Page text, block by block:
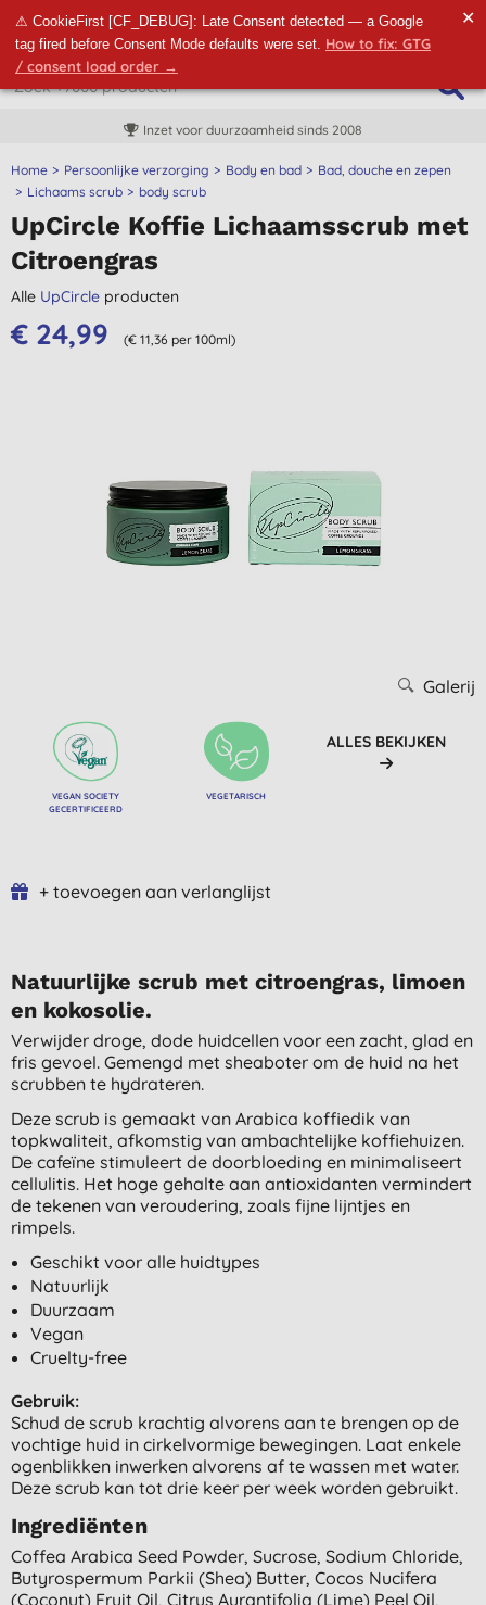
⚠ CookieFirst [CF_DEBUG]: Late Consent detected — a Google
tag fired before Consent Mode defaults were set. How to fix: GTG
/ consent load order →
✕
Inzet voor duurzaamheid sinds 2008
Home Persoonlijke verzorging Body en bad
Bad, douche en zepen
Lichaams scrub
body scrub
UpCircle Koffie Lichaamsscrub met
Citroengras
Alle UpCircle producten
€ 24,99 (€ 11,36 per 100ml)
Galerij
VEGAN SOCIETY
GECERTIFICEERD
VEGETARISCH
ALLES BEKIJKEN
+ toevoegen aan verlanglijst
Natuurlijke scrub met citroengras, limoen
en kokosolie.
Verwijder droge, dode huidcellen voor een zacht, glad en
fris gevoel. Gemengd met sheaboter om de huid na het
scrubben te hydrateren.
Deze scrub is gemaakt van Arabica koffiedik van
topkwaliteit, afkomstig van ambachtelijke koffiehuizen.
De cafeïne stimuleert de doorbloeding en minimaliseert
cellulitis. Het hoge gehalte aan antioxidanten vermindert
de tekenen van veroudering, zoals fijne lijntjes en
rimpels.
Geschikt voor alle huidtypes
Natuurlijk
Duurzaam
Vegan
Cruelty-free
Gebruik:
Schud de scrub krachtig alvorens aan te brengen op de
vochtige huid in cirkelvormige bewegingen. Laat enkele
ogenblikken inwerken alvorens af te wassen met water.
Deze scrub kan tot drie keer per week worden gebruikt.
Ingrediënten
Coffea Arabica Seed Powder, Sucrose, Sodium Chloride,
Butyrospermum Parkii (shea) Butter, Cocos Nucifera
(coconut) Fruit Oil, Citrus Aurantifolia (lime) Peel Oil,